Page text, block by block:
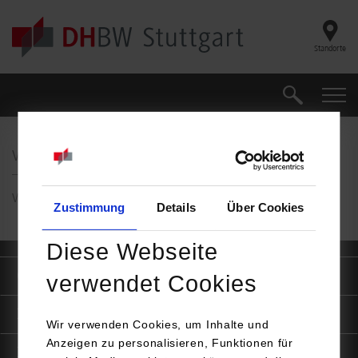
Zustimmung Details Über Cookies
Diese Webseite
verwendet Cookies
Wir verwenden Cookies, um Inhalte und
Anzeigen zu personalisieren, Funktionen für
Skip to main content
Standorte
Suche
Vielen Dank
Vielen Dank für Ihre Anmeldung. Sie erhalten in Kürze eine E-Mail.
Quicklinks